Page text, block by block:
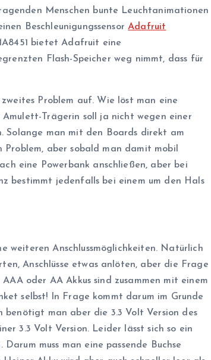
Menschen bunte Leuchtanimationen
BeschleunigungssensorAdafruit
bietet Adafruit eine
Flash-Speicher weg nimmt, dass für
Problem auf. Wie löst man eine
Trägerin soll ja nicht wegen einer
Solange man mit den Boards direkt am
aber sobald man damit mobil
eine Powerbank anschließen, aber bei
bestimmt jedenfalls bei einem um den Hals
weiteren Anschlussmöglichkeiten. Natürlich
Anschlüsse etwas anlöten, aber die Frage
oder AA Akkus sind zusammen mit einem
selbst! In Frage kommt darum im Grunde
benötigt man aber die 3.3 Volt Version des
3.3 Volt Version. Leider lässt sich so ein
muss man eine passende Buchse